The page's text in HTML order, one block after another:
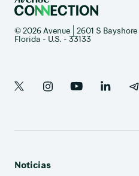
© 2026 Avenue | 2601 S
Florida - U.S. - 33133
Noticias